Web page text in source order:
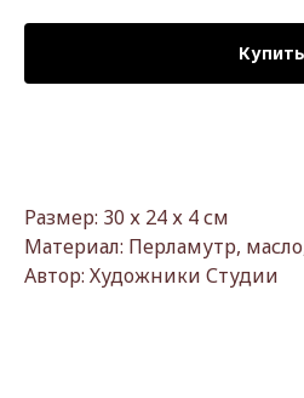
Купить
Размер: 30 х 24 х 4 см
Материал: Перламутр,
Автор: Художники Студии